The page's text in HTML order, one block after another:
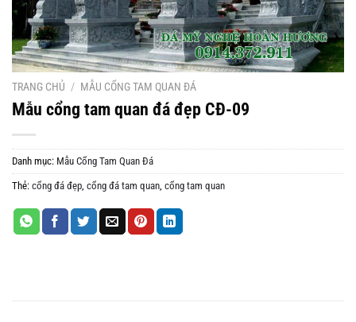
TRANG CHỦ / MẪU CỔNG TAM QUAN ĐÁ
Mẫu cổng tam quan đá đẹp CĐ-09
Danh mục: Mẫu Cổng Tam Quan Đá
Thẻ: cổng đá đẹp, cổng đá tam quan, cổng tam quan